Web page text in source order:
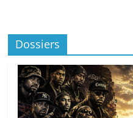
Dossiers